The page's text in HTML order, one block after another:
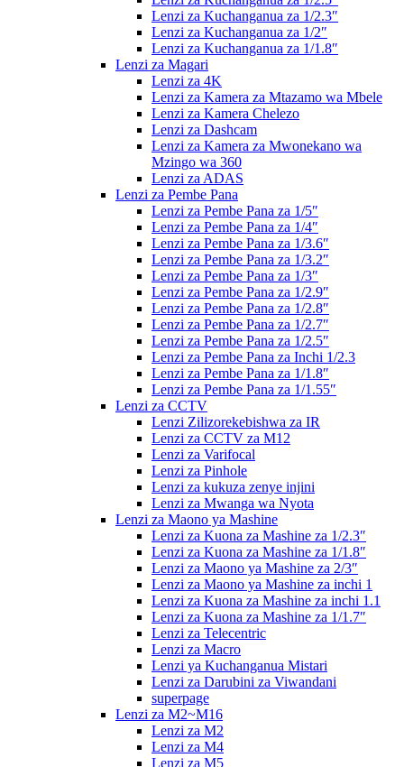
Lenzi za Kuchanganua za 1/2.3″
Lenzi za Kuchanganua za 1/2″
Lenzi za Kuchanganua za 1/1.8″
Lenzi za Magari
Lenzi za 4K
Lenzi za Kamera za Mtazamo wa Mbele
Lenzi za Kamera Chelezo
Lenzi za Dashcam
Lenzi za Kamera za Mwonekano wa
Mzingo wa 360
Lenzi za ADAS
Lenzi za Pembe Pana
Lenzi za Pembe Pana za 1/5″
Lenzi za Pembe Pana za 1/4″
Lenzi za Pembe Pana za 1/3.6″
Lenzi za Pembe Pana za 1/3.2″
Lenzi za Pembe Pana za 1/3″
Lenzi za Pembe Pana za 1/2.9″
Lenzi za Pembe Pana za 1/2.8″
Lenzi za Pembe Pana za 1/2.7″
Lenzi za Pembe Pana za 1/2.5″
Lenzi za Pembe Pana za Inchi 1/2.3
Lenzi za Pembe Pana za 1/1.8″
Lenzi za Pembe Pana za 1/1.55″
Lenzi za CCTV
Lenzi Zilizorekebishwa za IR
Lenzi za CCTV za M12
Lenzi za Varifocal
Lenzi za Pinhole
Lenzi za kukuza zenye injini
Lenzi za Mwanga wa Nyota
Lenzi za Maono ya Mashine
Lenzi za Kuona za Mashine za 1/2.3″
Lenzi za Kuona za Mashine za 1/1.8″
Lenzi za Maono ya Mashine za 2/3″
Lenzi za Maono ya Mashine za inchi 1
Lenzi za Kuona za Mashine za inchi 1.1
Lenzi za Kuona za Mashine za 1/1.7″
Lenzi za Telecentric
Lenzi za Macro
Lenzi ya Kuchanganua Mistari
Lenzi za Darubini za Viwandani
superpage
Lenzi za M2~M16
Lenzi za M2
Lenzi za M4
Lenzi za M5